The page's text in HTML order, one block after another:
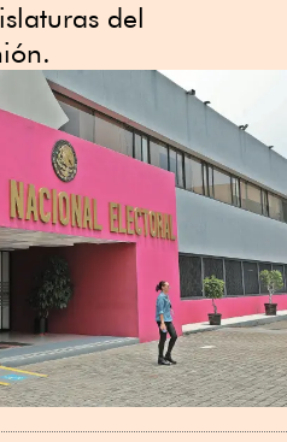
del